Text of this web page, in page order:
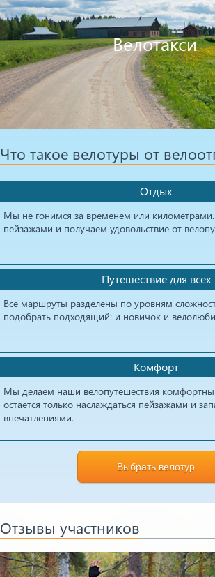
Велотакси
Что такое велотуры от
Отдых
Мы не гонимся за временем или
пейзажами и получаем удовольствие от
Путешествие для всех
Все маршруты разделены по уровням
подобрать подходящий: и новичок и
Комфорт
Мы делаем наши велопутешествия
остается только наслаждаться пейзажами и
впечатлениями.
Выбрать велотур
Отзывы участников